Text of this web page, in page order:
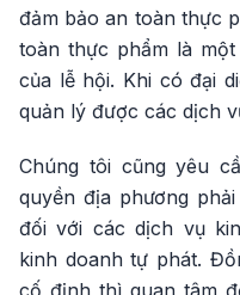
đảm bảo an toàn thực
toàn thực phẩm là
của lễ hội. Khi có đại
quản lý được các dịch
Chúng tôi cũng yêu
quyền địa phương
đối với các dịch vụ
kinh doanh tự phát.
cố định thì quan tâm